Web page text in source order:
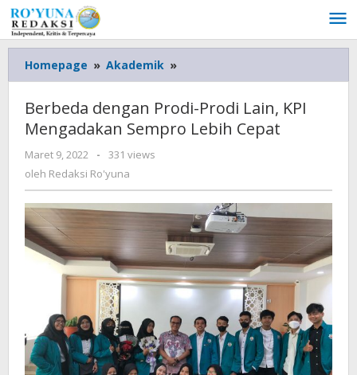
Lewati
ke
konten
Homepage » Akademik »
dengan
Prodi-
Prodi
Lain,
Cepat
Berbeda dengan Prodi-Prodi Lain, KPI
Mengadakan Sempro Lebih Cepat
Maret 9, 2022
oleh
Redaksi
Ro'yuna
-
331 views
oleh Redaksi Ro'yuna